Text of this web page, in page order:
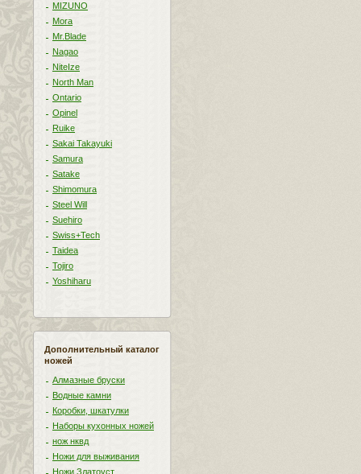
MIZUNO
Mora
Mr.Blade
Nagao
NiteIze
North Man
Ontario
Opinel
Ruike
Sakai Takayuki
Samura
Satake
Shimomura
Steel Will
Suehiro
Swiss+Tech
Taidea
Tojiro
Yoshiharu
Дополнительный каталог
ножей
Алмазные бруски
Водные камни
Коробки, шкатулки
Наборы кухонных ножей
нож нквд
Ножи для выживания
Ножи Златоуст